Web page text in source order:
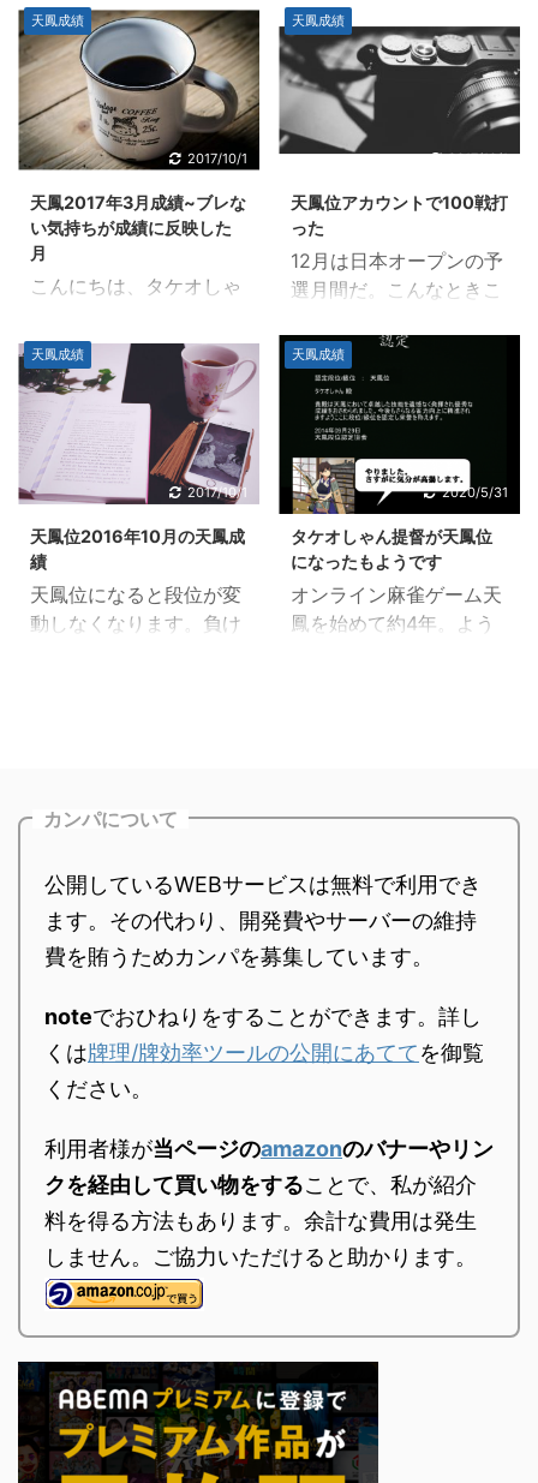
どです（意味不明）。 キ
クタさんなにが異常なん
だ？早く教えろ！ タケオ
それでは発表いたします
^^ トップ率とラス率がけ
しからんくらい低い タケ
オまずはこちらを見てく
ださい。 トップ率とラス
率が低す ...
テを乗り切ったからこそ
の、結果です。えっへん
キクタさんうん、まあ、
がんばって... ネスカフェ
ゴールドブレンド バリス
...
すか？ 101匹わんちゃん
とか... 101回目のプロポ
ーズとか... 26番目の素数
とか... 101競技連盟もそ
うですねｗ 僕の場合は
101回目のプロポーズで
なので）。 放送当時、武
田鉄矢がフラれた時に言
った「僕は死にましぇ
ん！」が大流行しまし
でも、このセリフを知っ
ている人は多かったと思
います。ちなみに、僕は
「101回目のプロポー
ズ」は観てません。暑苦
しいドラマは苦手で、は
い。 それではい ...
前人未到の11段レースに
挑戦した。 彼は、持ち前
の強さで折り返しまでタ
ッチした。しかし、凶悪
なポイント配分の破壊力
は凄まじく、やがて力尽
た。 時は流れ、彼の勇気
ある行動は、銀河の人々
の記憶から忘れられてい
った。 いつもの日常が戻
る。混沌とした毎日が永
遠に続く。内戦はいつま
で続くのか？新たなる希
望は無いのか？ 何も変わ
らない修羅の日々が永遠
に続く...と思われた。し
かし... ひと月が経過し
た。動きは起きた。つい
に、老いた ...
天鳳成績
2017/10/1
天鳳2017年3月成績~ブレな
い気持ちが成績に反映した
月
こんにちは、タケオしゃ
私生活でいろいろありま
した。 しかし、結果が出
たことでモヤモヤの日常
がクッキリ。日々大変だ
けど、皮肉にも天鳳を打
つ時間がいつもより多く
惑で動き続けた相場の材
料出尽くし感に似たもの
でしょうか？ これからの
方針が明確に定まる。あ
せて、100戦以上打って
マじゃないんだけどな
あ。おかしいぞ.. ...
天鳳成績
2017/10/1
天鳳位アカウントで100戦打
った
12月は日本オープンの予
選月間だ。こんなときこ
垢を使うべきだ。眠れる
獅子を起こす時が来た。
ファッキュ(ΦωΦ=)ｂ よ
ーし、予選通過して天鳳
位の名前でエントリーす
るぞー と、意気込み、ま
ずは100戦打つことにし
たよ。 結果は... 100戦打
つのはしんどいですね。
ハイペースで打って、今
日（12/22）までかかっ
天鳳成績
2017/10/1
天鳳位2016年10月の天鳳成
績
天鳳位になると段位が変
動しなくなります。負け
のが困難になりなりま
ルティを被ることこそ天
鳳の醍醐味です。そのペ
ナルティが無くなるとい
うのは気の抜けたカルピ
ルコールビールを飲むよ
うなもの。張り合いがな
いというものですよね。
R2400を達成した人がい
ないと聞いたので、それ
を目指すことにします。
あと月間成績を集計し ...
天鳳成績
2020/5/31
タケオしゃん提督が天鳳位
になったもようです
オンライン麻雀ゲーム天
鳳を始めて約4年。よう
時も同じようなことを書
らへんは気にしないでく
ださい。 ※雑コラの元ネ
タは「艦隊これくしょ
ん」の加賀さんのセリフ
推移 タケオ4年間の長い
鳳凰卓生活の記録を貼っ
率推移表 順位率推移グラ
フ タケオ次が一半荘にお
ける期待ptの年度別推移
表。期待p ...
カンパについて
公開しているWEBサービスは無料で利用でき
ます。その代わり、開発費やサーバーの維持
費を賄うためカンパを募集しています。
noteでおひねりをすることができます。詳し
くは牌理/牌効率ツールの公開にあててを御覧
ください。
利用者様が当ページのamazonのバナーやリン
クを経由して買い物をすることで、私が紹介
料を得る方法もあります。余計な費用は発生
しません。ご協力いただけると助かります。